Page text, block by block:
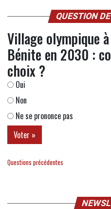
QUESTION
Village olympique
Bénite en 2030 :
choix ?
Oui
Non
Ne se prononce pas
Questions précédentes